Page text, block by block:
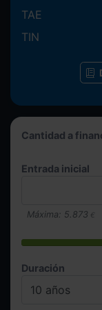
Cantidad a
Entrada inicial
Máxima: 5.873 €
Duración
TAE
TIN